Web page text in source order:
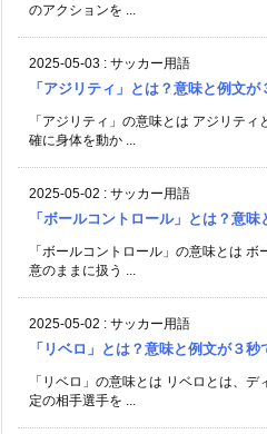
のアクションを ...
2025-05-03 : サッカー用語
「アジリティ」とは？意味と例文が
「アジリティ」の意味とは アジリテ
確に身体を動か ...
2025-05-02 : サッカー用語
「ボールコントロール」とは？意味
「ボールコントロール」の意味とは
意のままに扱う ...
2025-05-02 : サッカー用語
「リベロ」とは？意味と例文が３秒
「リベロ」の意味とは リベロとは、
定の相手選手を ...